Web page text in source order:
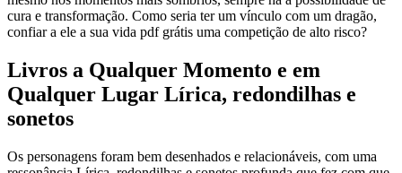
cura e transformação. Como seria ter um vínculo com um dragão,
confiar a ele a sua vida pdf grátis uma competição de alto risco?
Livros a Qualquer Momento e em
Qualquer Lugar Lírica, redondilhas e
sonetos
Os personagens foram bem desenhados e relacionáveis, com uma